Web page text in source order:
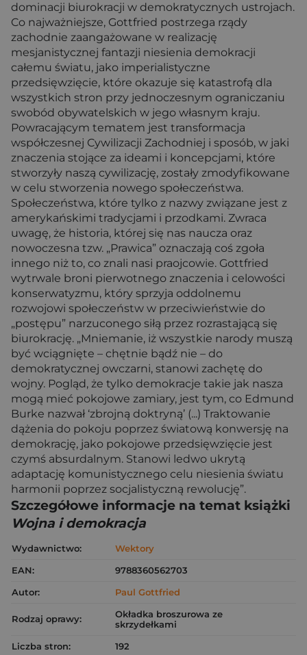
dominacji biurokracji w demokratycznych ustrojach.
Co najważniejsze, Gottfried postrzega rządy
zachodnie zaangażowane w realizację
mesjanistycznej fantazji niesienia demokracji
całemu światu, jako imperialistyczne
przedsięwzięcie, które okazuje się katastrofą dla
wszystkich stron przy jednoczesnym ograniczaniu
swobód obywatelskich w jego własnym kraju.
Powracającym tematem jest transformacja
współczesnej Cywilizacji Zachodniej i sposób, w jaki
znaczenia stojące za ideami i koncepcjami, które
stworzyły naszą cywilizację, zostały zmodyfikowane
w celu stworzenia nowego społeczeństwa.
Społeczeństwa, które tylko z nazwy związane jest z
amerykańskimi tradycjami i przodkami. Zwraca
uwagę, że historia, której się nas naucza oraz
nowoczesna tzw. „Prawica” oznaczają coś zgoła
innego niż to, co znali nasi praojcowie. Gottfried
wytrwale broni pierwotnego znaczenia i celowości
konserwatyzmu, który sprzyja oddolnemu
rozwojowi społeczeństw w przeciwieństwie do
„postępu” narzuconego siłą przez rozrastającą się
biurokrację. „Mniemanie, iż wszystkie narody muszą
być wciągnięte – chętnie bądź nie – do
demokratycznej owczarni, stanowi zachętę do
wojny. Pogląd, że tylko demokracje takie jak nasza
mogą mieć pokojowe zamiary, jest tym, co Edmund
Burke nazwał ‘zbrojną doktryną’ (...) Traktowanie
dążenia do pokoju poprzez światową konwersję na
demokrację, jako pokojowe przedsięwzięcie jest
czymś absurdalnym. Stanowi ledwo ukrytą
adaptację komunistycznego celu niesienia światu
harmonii poprzez socjalistyczną rewolucję”.
Szczegółowe informacje na temat książki
Wojna i demokracja
Wydawnictwo:
Wektory
EAN:
9788360562703
Autor:
Paul Gottfried
Rodzaj oprawy:
Okładka broszurowa ze
skrzydełkami
Liczba stron:
192